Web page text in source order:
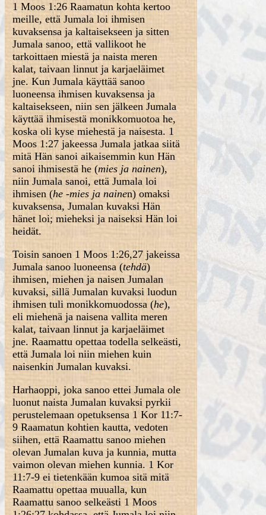
1 Moos 1:26 Raamatun kohta kertoo
meille, että Jumala loi ihmisen
kuvaksensa ja kaltaisekseen ja sitten
Jumala sanoo, että vallikoot he
tarkoittaen miestä ja naista meren
kalat, taivaan linnut ja karjaeläimet
jne. Kun Jumala käyttää sanoo
luoneensa ihmisen kuvaksensa ja
kaltaisekseen, niin sen jälkeen Jumala
käyttää ihmisestä monikkomuotoa he,
koska oli kyse miehestä ja naisesta. 1
Moos 1:27 jakeessa Jumala jatkaa siitä
mitä Hän sanoi aikaisemmin kun Hän
sanoi ihmisestä he (mies ja nainen),
niin Jumala sanoi, että Jumala loi
ihmisen (he -mies ja nainen) omaksi
kuvaksensa, Jumalan kuvaksi Hän
hänet loi; mieheksi ja naiseksi Hän loi
heidät.
Toisin sanoen 1 Moos 1:26,27 jakeissa
Jumala sanoo luoneensa (tehdä)
ihmisen, miehen ja naisen Jumalan
kuvaksi, sillä Jumalan kuvaksi luodun
ihmisen tuli monikkomuodossa (he),
eli miehenä ja naisena vallita meren
kalat, taivaan linnut ja karjaeläimet
jne. Raamattu opettaa todella selkeästi,
että Jumala loi niin miehen kuin
naisenkin Jumalan kuvaksi.
Harhaoppi, joka sanoo ettei Jumala ole
luonut naista Jumalan kuvaksi pyrkii
perustelemaan opetuksensa 1 Kor 11:7-
9 Raamatun kohtien kautta, vedoten
siihen, että Raamattu sanoo miehen
olevan Jumalan kuva ja kunnia, mutta
vaimon olevan miehen kunnia. 1 Kor
11:7-9 ei tietenkään kumoa sitä mitä
Raamattu opettaa muualla, kun
Raamattu sanoo selkeästi 1 Moos